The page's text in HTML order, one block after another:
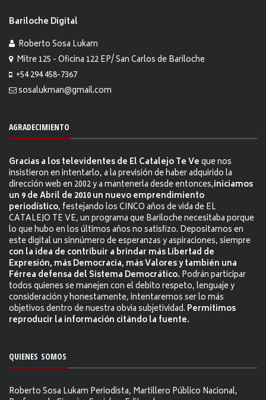
Bariloche Digital
Roberto Sosa Lukam
Mitre 125 - Oficina 122 EP/ San Carlos de Bariloche
+54 294 458-7367
sosalukman@gmail.com
AGRADECIMIENTO
Gracias a los televidentes de El Catalejo Te Veque nos
insistieron en intentarlo, a la previsión de haber adquirido la
dirección web en 2002 y a mantenerla desde entonces,iniciamos
un 9 de Abril de 2010 un nuevo emprendimiento
periodístico, festejando los CINCO años de vida de EL
CATALEJO TE VE, un programa que Bariloche necesitaba porque
lo que hubo en los últimos años no satisfizo. Depositamos en
este digital un sinnúmero de esperanzas y aspiraciones, siempre
con la idea de contribuir a brindar más Libertad de
Expresión, más Democracia, más Valores y también una
Férrea defensa del Sistema Democrático. Podrán participar
todos quienes se manejen con el debito respeto, lenguaje y
consideración y honestamente, intentaremos ser lo más
objetivos dentro de nuestra obvia subjetividad. Permitimos
reproducir la información citándo la fuente.
QUIENES SOMOS
Roberto Sosa Lukam Periodista, Martillero Público Nacional,